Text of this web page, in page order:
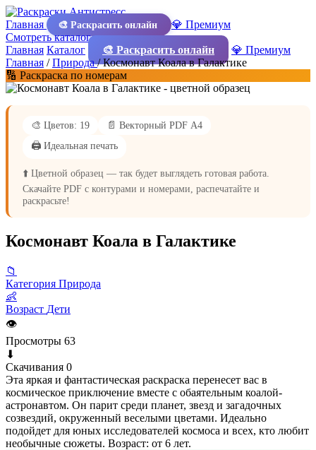
Главная 🎨 Раскрасить онлайн
💎 Премиум
Смотреть каталог
Главная Каталог 🎨 Раскрасить онлайн
💎 Премиум
Главная /Природа/Космонавт Коала в Галактике
🔢 Раскраска по номерам
🎨 Цветов: 19
📄 Векторный PDF А4
🖨️ Идеальная печать
⬆️ Цветной образец — так будет выглядеть готовая работа.
Скачайте PDF с контурами и номерами, распечатайте и
раскрасьте!
Космонавт Коала в Галактике
📁
Категория Природа
👶
Возраст Дети
👁
Просмотры 63
⬇
Скачивания 0
Эта яркая и фантастическая раскраска перенесет вас в
космическое приключение вместе с обаятельным коалой-
астронавтом. Он парит среди планет, звезд и загадочных
созвездий, окруженный веселыми цветами. Идеально
подойдет для юных исследователей космоса и всех, кто любит
необычные сюжеты. Возраст: от 6 лет.